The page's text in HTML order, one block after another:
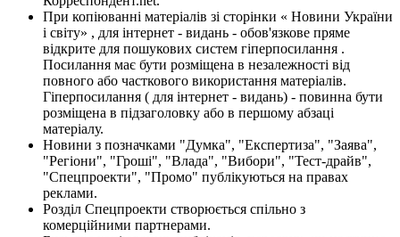
При копіюванні матеріалів зі сторінки « Новини України
і світу» , для інтернет - видань - обов'язкове пряме
відкрите для пошукових систем гіперпосилання .
Посилання має бути розміщена в незалежності від
повного або часткового використання матеріалів.
Гіперпосилання ( для інтернет - видань) - повинна бути
розміщена в підзаголовку або в першому абзаці
матеріалу.
Новини з позначками "Думка", "Експертиза", "Заява",
"Регіони", "Гроші", "Влада", "Вибори", "Тест-драйв",
"Спецпроекти", "Промо" публікуються на правах
реклами.
Розділ Спецпроекти створюється спільно з
комерційними партнерами.